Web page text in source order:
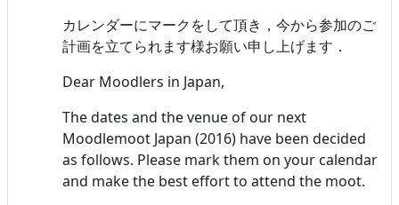
カレンダーにマークをして頂き，今から参加のご
計画を立てられます様お願い申し上げます．
Dear Moodlers in Japan,
The dates and the venue of our next
Moodlemoot Japan (2016) have been decided
as follows. Please mark them on your calendar
and make the best effort to attend the moot.